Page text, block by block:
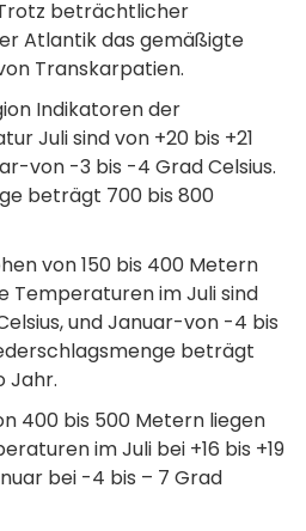
beträchtlicher
Atlantik das gemäßigte
Transkarpatien.
Indikatoren der
Juli sind von +20 bis +21
von -3 bis -4 Grad Celsius.
beträgt 700 bis 800
von 150 bis 400 Metern
Temperaturen im Juli sind
und Januar-von -4 bis
beträgt
Jahr.
400 bis 500 Metern liegen
im Juli bei +16 bis +19
bei -4 bis – 7 Grad